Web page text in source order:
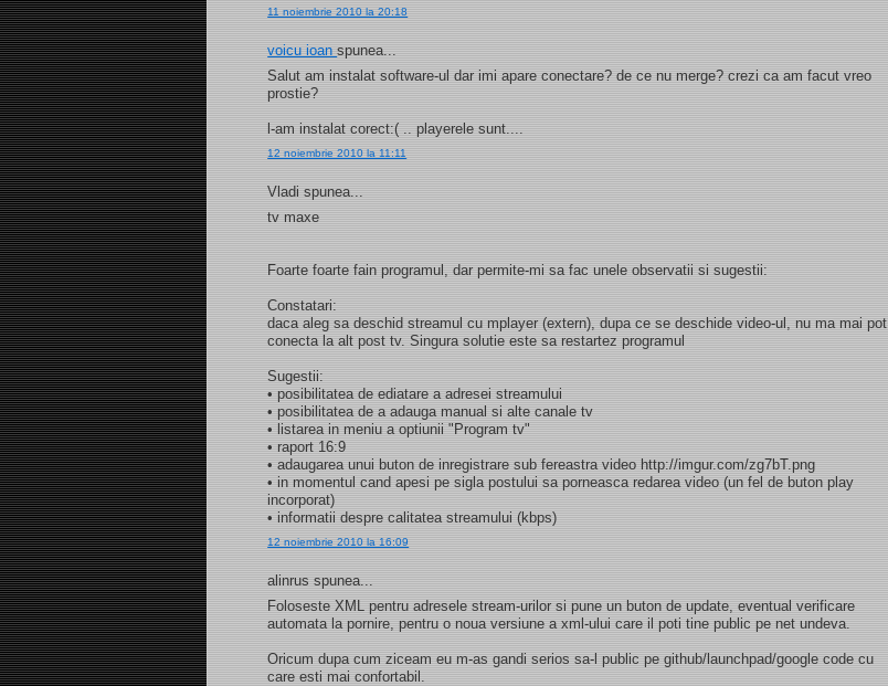
11 noiembrie 2010 la 20:18
voicu ioanspunea...
Salut am instalat software-ul dar imi apare conectare? de ce nu merge? crezi ca am facut vreo
prostie?
l-am instalat corect:( .. playerele sunt....
12 noiembrie 2010 la 11:11
Vladi spunea...
tv maxe
Foarte foarte fain programul, dar permite-mi sa fac unele observatii si sugestii:
Constatari:
daca aleg sa deschid streamul cu mplayer (extern), dupa ce se deschide video-ul, nu ma mai pot
conecta la alt post tv. Singura solutie este sa restartez programul
Sugestii:
• posibilitatea de ediatare a adresei streamului
• posibilitatea de a adauga manual si alte canale tv
• listarea in meniu a optiunii "Program tv"
• raport 16:9
• adaugarea unui buton de inregistrare sub fereastra video http://imgur.com/zg7bT.png
• in momentul cand apesi pe sigla postului sa porneasca redarea video (un fel de buton play
incorporat)
• informatii despre calitatea streamului (kbps)
12 noiembrie 2010 la 16:09
alinrus spunea...
Foloseste XML pentru adresele stream-urilor si pune un buton de update, eventual verificare
automata la pornire, pentru o noua versiune a xml-ului care il poti tine public pe net undeva.
Oricum dupa cum ziceam eu m-as gandi serios sa-l public pe github/launchpad/google code cu
care esti mai confortabil.